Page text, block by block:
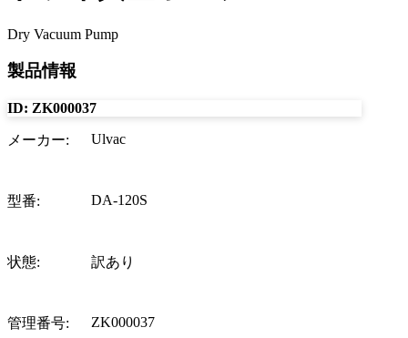
Dry Vacuum Pump
製品情報
ID: ZK000037
メーカー: Ulvac
型番: DA-120S
状態: 訳あり
管理番号: ZK000037